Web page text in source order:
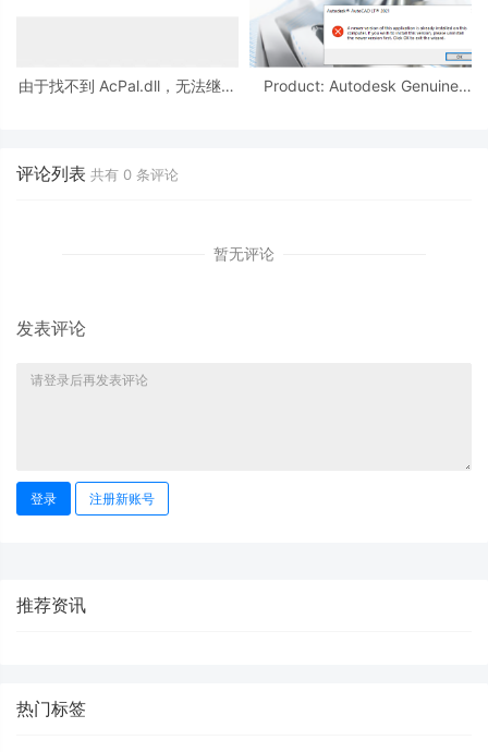
由于找不到 AcPal.dll，无法继续
Product: Autodesk Genuine
评论列表 共有 0 条评论
暂无评论
发表评论
登录 注册新账号
推荐资讯
热门标签